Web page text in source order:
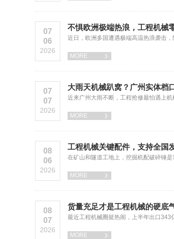
07
06
2026
不惧欧洲极端热浪，工程机械
近日，欧洲多国遭遇极端高温热浪袭击
MORE 
07
07
2026
大雨天机械趴窝？广州实体档
近来广州大雨不断，工程抢修最怕遇上
MORE 
08
06
2026
工程机械关键配件，支持全国
在矿山和隧道工地上，挖掘机配破碎锤
MORE 
08
07
2026
货量充足才是工程机械的硬底
最近工程机械圈挺热闹，上半年出口343
MORE 